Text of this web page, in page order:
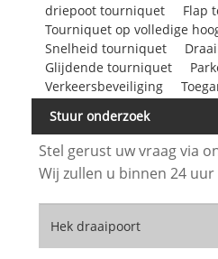
driepoot tourniquet
Flap
Tourniquet op volledige
Snelheid tourniquet
Glijdende tourniquet
Verkeersbeveiliging
Stuur onderzoek
Stel gerust uw vraag via
Wij zullen u binnen 24